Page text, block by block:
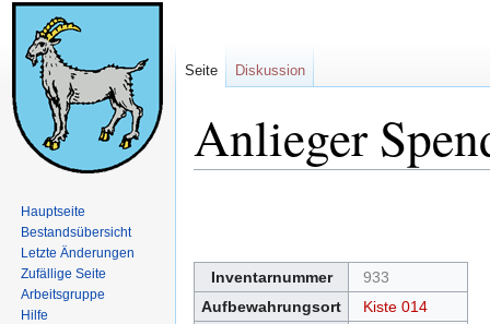
Anlieger
Inventarnummer
933
Aufbewahrungsort
Kiste 014
Seite Diskussion
Hauptseite
Bestandsübersicht
Letzte Änderungen
Zufällige Seite
Arbeitsgruppe
Hilfe